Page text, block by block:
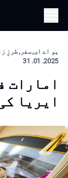
یو اے ای, سفر, طرزِ
2025. 01. 31
امارات
ایریا